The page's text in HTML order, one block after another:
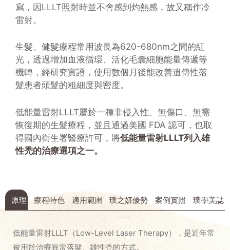
寫，因LLLT照射時並不會感到灼熱感，故又稱作冷
雷射。
生髮、健髮療程常用波長為620-680nm之間的紅
光，透過增加血液循環、活化毛囊細胞能量傳遞等
機轉，經研究實證，使用數個月後能改善遺傳性落
髮患者頭髮的粗細度與密度。
低能量雷射LLLT屬於一種非侵入性、無傷口、無需
恢復期的生髮療程，並且通過美國 FDA 認可，也取
得國內衛生署醫療許可，將低能量雷射LLLT列入雄
性禿的治療選項之一。
原理 療程特色 適用範圍 璞之妍優勢 案例實照 璞學美誌
低能量雷射LLLT（Low-Level Laser Therapy），是近年常
被用於治療異常落髮、雄性禿的方式。